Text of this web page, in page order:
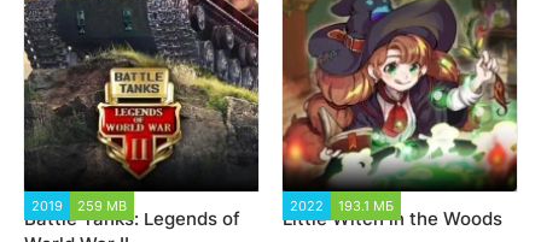
2019 259 MB
Battle Tanks: Legends of
2022 193.1 МБ
Little Witch in the Woods